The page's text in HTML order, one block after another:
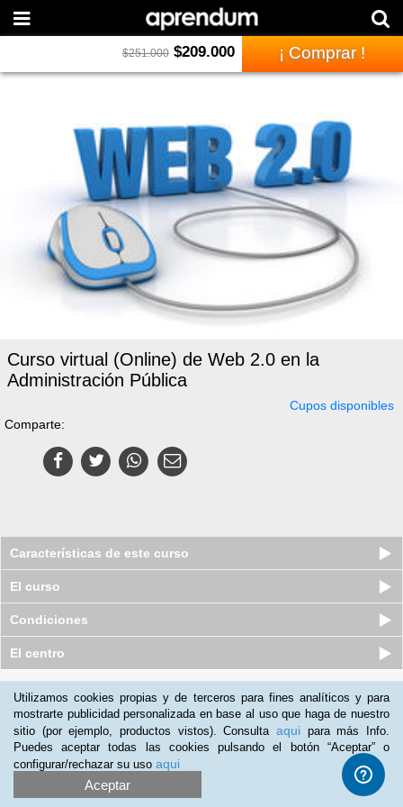
$251.000 $209.000 ¡ Comprar !
Curso virtual (Online) de Web 2.0 en la
Administración Pública
Cupos disponibles
Comparte:
Características de este curso
El curso
Condiciones
El centro
Utilizamos cookies propias y de terceros para fines analíticos y para
mostrarte publicidad personalizada en base al uso que haga de nuestro
sitio (por ejemplo, productos vistos). Consulta aqui para más Info.
Puedes aceptar todas las cookies pulsando el botón “Aceptar” o
configurar/rechazar su uso aqui
Aceptar
Promociona tu negocio |Programa de Afiliación
2012-2026 Aprendum
LLámanos: